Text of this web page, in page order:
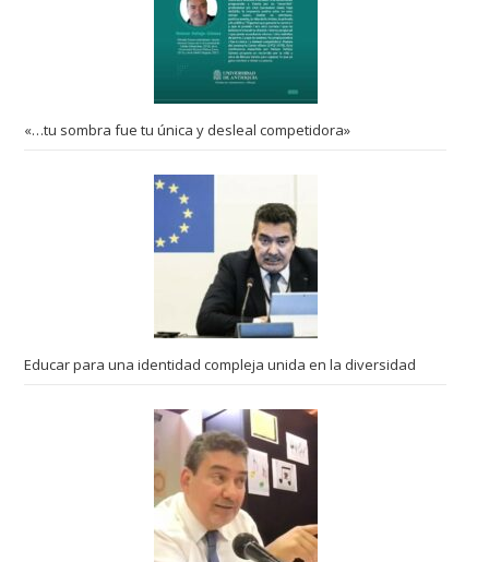
«…tu sombra fue tu única y desleal competidora»
Educar para una identidad compleja unida en la diversidad